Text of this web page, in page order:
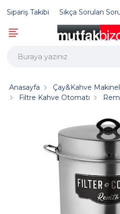
Sipariş Takibi Sıkça Sorulan
Anasayfa Çay&Kahve
Filtre Kahve Otomatı